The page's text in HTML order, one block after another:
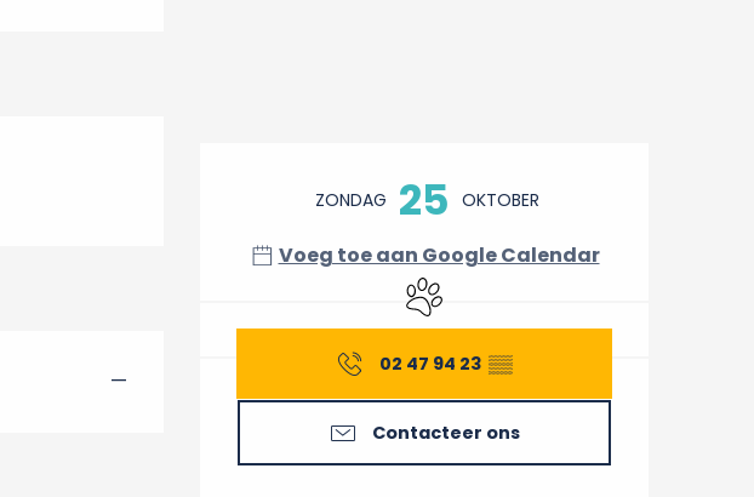
Openingstijden en
ZONDAG 25 OKTOBER
Voeg toe aan Google Calendar
Dieren toegelaten
02 47 94 23 ▒▒
Contacteer ons
—